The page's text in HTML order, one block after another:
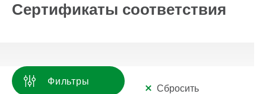
Сертификаты соответствия
Фильтры
Сбросить